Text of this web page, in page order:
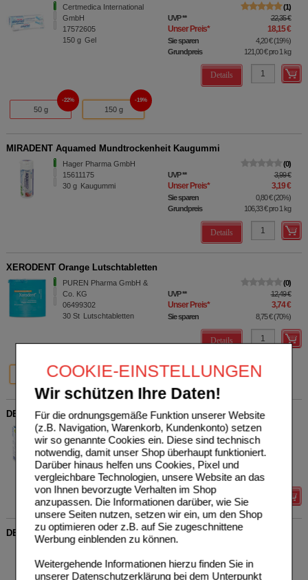
COOKIE-EINSTELLUNGEN
Wir schützen Ihre Daten!
Für die ordnungsgemäße Funktion unserer Website
(z.B. Navigation, Warenkorb, Kundenkonto) setzen
wir so genannte Cookies ein. Diese sind technisch
notwendig, damit unser Shop überhaupt funktioniert.
Darüber hinaus helfen uns Cookies, Pixel und
vergleichbare Technologien, unsere Website an das
von Ihnen bevorzugte Verhalten im Shop
anzupassen. Die Informationen darüber, wie Sie
unsere Seiten nutzen, setzen wir ein, um den Shop
zu optimieren oder z.B. auf Sie zugeschnittene
Werbung einblenden zu können.
Weitergehende Informationen hierzu finden Sie in
unserer Datenschutzerklärungbei dem Unterpunkt
Certmedica International
GmbH
17572605
150 g Gel
1
UVP** 22,35 €
Unser Preis* 18,15 €
Sie sparen 4,20 €(19%)
Grundpreis
121,00 €pro 1 kg
Details
50 g
22%
150 g
19%
MIRADENT Aquamed Mundtrockenheit Kaugummi
Hager Pharma GmbH
15611175
30 g Kaugummi
0
UVP** 3,99 €
Unser Preis* 3,19 €
Sie sparen 0,80 €(20%)
Grundpreis
106,33 €pro 1 kg
Details
XERODENT Orange Lutschtabletten
PUREN Pharma GmbH &
Co. KG
06499302
30 St Lutschtabletten
0
UVP** 12,49 €
Unser Preis* 3,74 €
Sie sparen 8,75 €(70%)
Details
30 St
70%
90 St
70%
DENTAID xeros Feuchtigkeits-Gel pH nominal 6,0
DENTAID GmbH
07686704
50ml Gel
UVP**
Unser Preis*
Sie sparen
Grundpreis
215,80 €
Details
DENTAID xeros Feuchtigkeits-Spray pH nominal 3,1
06835131
15ml Spray
UVP
Unser Preis*